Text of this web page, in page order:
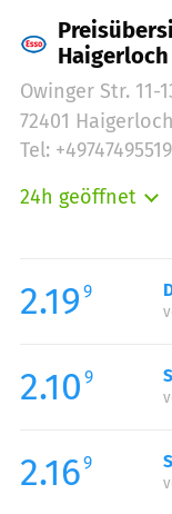
Haigerloch
Owinger Str. 11-
72401 Haigerloch
Tel:
24h geöffnet
Mittwoch:
Donnerstag:
Samstag:
Sonntag:
2.19 9
2.10 9
2.169